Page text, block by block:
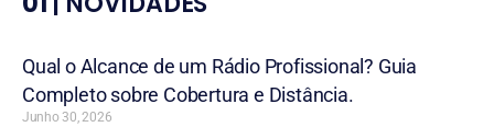
Qual o Alcance de um Rádio Profissional? Guia
Completo sobre Cobertura e Distância.
Junho 30, 2026